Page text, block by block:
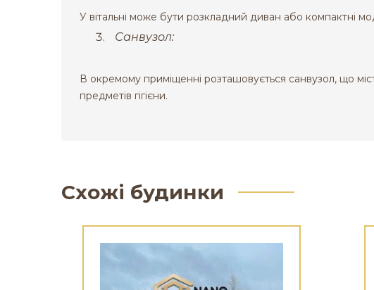
У вітальні може бути розкладний диван або компактні
Санвузол:
В окремому приміщенні розташовується санвузол, що
предметів гігієни.
Схожі будинки